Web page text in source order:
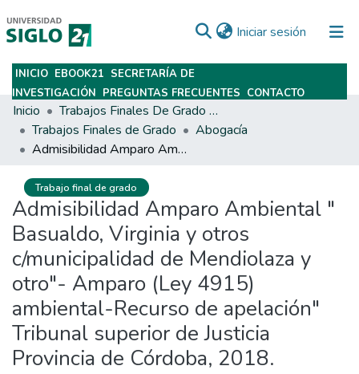
Iniciar sesión (current)
Subir
INICIO EBOOK21 SECRETARÍA DE
INVESTIGACIÓN PREGUNTAS FRECUENTES CONTACTO
Inicio
Trabajos Finales De Grado Y Posgrado
Trabajos Finales de Grado
Abogacía
Admisibilidad Amparo Ambiental " Basualdo, Virginia y otros c/municipalidad de Mendiolaza y otro"- Amparo (Ley 4915) ambiental-Recurso de apelación" Tribunal superior de Justicia Provincia de Córdoba, 2018.
Trabajo final de grado
Admisibilidad Amparo Ambiental "
Basualdo, Virginia y otros
c/municipalidad de Mendiolaza y
otro"- Amparo (Ley 4915)
ambiental-Recurso de apelación"
Tribunal superior de Justicia
Provincia de Córdoba, 2018.